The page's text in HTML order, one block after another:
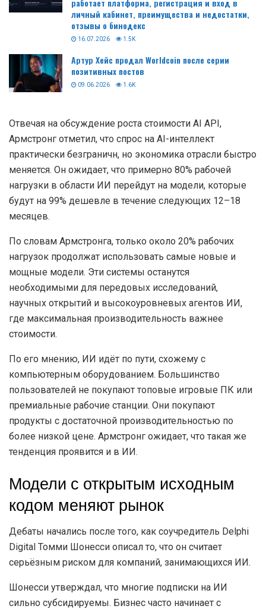
работает платформа, регистрация и вход в
личный кабинет, преимущества и недостатки,
отзывы о бинодекс
16.07.2026 1.5K
Артур Хейс продал Worldcoin после серии
позитивных постов
09.06.2026 1.6K
Отвечая на обсуждение роста стоимости AI API,
Армстронг отметил, что спрос на AI-интеллект
практически безграничн, но экономика отрасли быстро
меняется. Он ожидает, что примерно 80% рабочей
нагрузки в области ИИ перейдут на модели, которые
будут на 99% дешевле в течение следующих 12–18
месяцев.
По словам Армстронга, только около 20% рабочих
нагрузок продолжат использовать самые новые и
мощные модели. Эти системы останутся
необходимыми для передовых исследований,
научных открытий и высокоуровневых агентов ИИ,
где максимальная производительность важнее
стоимости.
По его мнению, ИИ идёт по пути, схожему с
компьютерным оборудованием. Большинство
пользователей не покупают топовые игровые ПК или
премиальные рабочие станции. Они покупают
продукты с достаточной производительностью по
более низкой цене. Армстронг ожидает, что такая же
тенденция проявится и в ИИ.
Модели с открытым исходным
кодом меняют рынок
Дебаты начались после того, как соучредитель Delphi
Digital Томми Шонесси описал то, что он считает
серьёзным риском для компаний, занимающихся ИИ.
Шонесси утверждал, что многие подписки на ИИ
сильно субсидируемы. Бизнес часто начинает с